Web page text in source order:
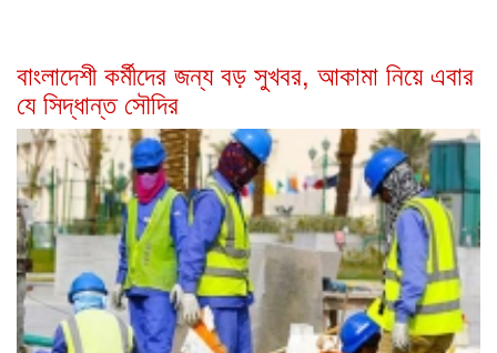
বাংলাদেশী কর্মীদের জন্য বড় সুখবর, আকামা নিয়ে এবার
যে সিদ্ধান্ত সৌদির